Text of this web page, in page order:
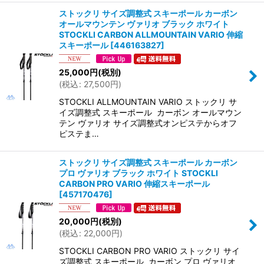
ストックリ サイズ調整式 スキーポール カーボン
オールマウンテン ヴァリオ ブラック ホワイト
STOCKLI CARBON ALLMOUNTAIN VARIO 伸縮
スキーポール[446163827]
25,000円(税別)
(税込: 27,500円)
STOCKLI ALLMOUNTAIN VARIO ストックリ サ
イズ調整式 スキーポール カーボン オールマウン
テン ヴァリオ サイズ調整式オンピステからオフ
ピステま…
ストックリ サイズ調整式 スキーポール カーボン
プロ ヴァリオ ブラック ホワイト STOCKLI
CARBON PRO VARIO 伸縮スキーポール
[457170476]
20,000円(税別)
(税込: 22,000円)
STOCKLI CARBON PRO VARIO ストックリ サイ
ズ調整式 スキーポール カーボン プロ ヴァリオ